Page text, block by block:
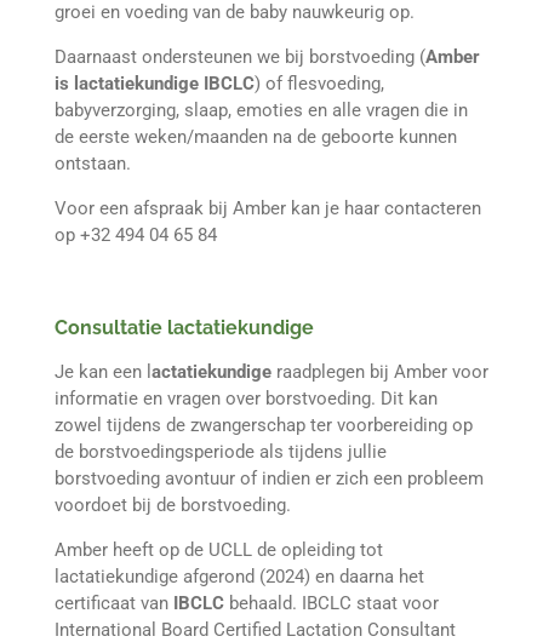
groei en voeding van de baby nauwkeurig op.
Daarnaast ondersteunen we bij borstvoeding (Amber
is lactatiekundige IBCLC) of flesvoeding,
babyverzorging, slaap, emoties en alle vragen die in
de eerste weken/maanden na de geboorte kunnen
ontstaan.
Voor een afspraak bij Amber kan je haar contacteren
op +32 494 04 65 84
Consultatie lactatiekundige
Je kan een l actatiekundigeraadplegen bij Amber voor
informatie en vragen over borstvoeding. Dit kan
zowel tijdens de zwangerschap ter voorbereiding op
de borstvoedingsperiode als tijdens jullie
borstvoeding avontuur of indien er zich een probleem
voordoet bij de borstvoeding.
Amber heeft op de UCLL de opleiding tot
lactatiekundige afgerond (2024) en daarna het
certificaat van IBCLCbehaald. IBCLC staat voor
International Board Certified Lactation Consultant